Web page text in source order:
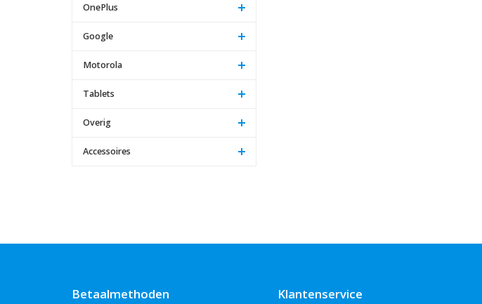
OnePlus
Google
Motorola
Tablets
Overig
Accessoires
Betaalmethoden Klantenservice